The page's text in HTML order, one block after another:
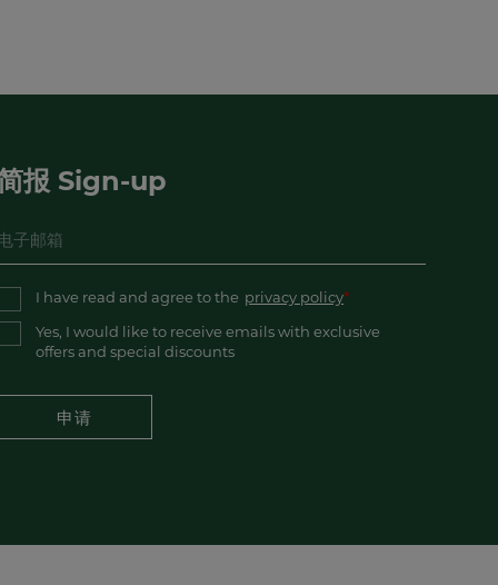
报 Sign-up
I have read and agree to the privacy policy
Yes, I would like to receive emails with exclusive
offers and special discounts
申请